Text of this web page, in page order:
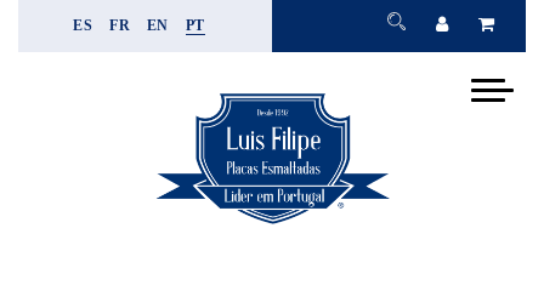
ES FR EN PT